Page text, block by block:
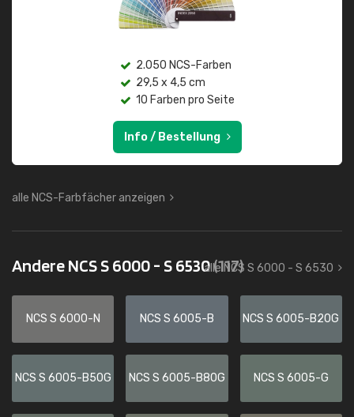
2.050 NCS-Farben
29,5 x 4,5 cm
10 Farben pro Seite
Info / Bestellung
alle NCS-Farbfächer anzeigen
Andere NCS S 6000 - S 6530(117)
alle NCS S 6000 - S 6530
NCS S 6000-N NCS S 6005-B NCS S 6005-B20G
NCS S 6005-B50G NCS S 6005-B80G NCS S 6005-G